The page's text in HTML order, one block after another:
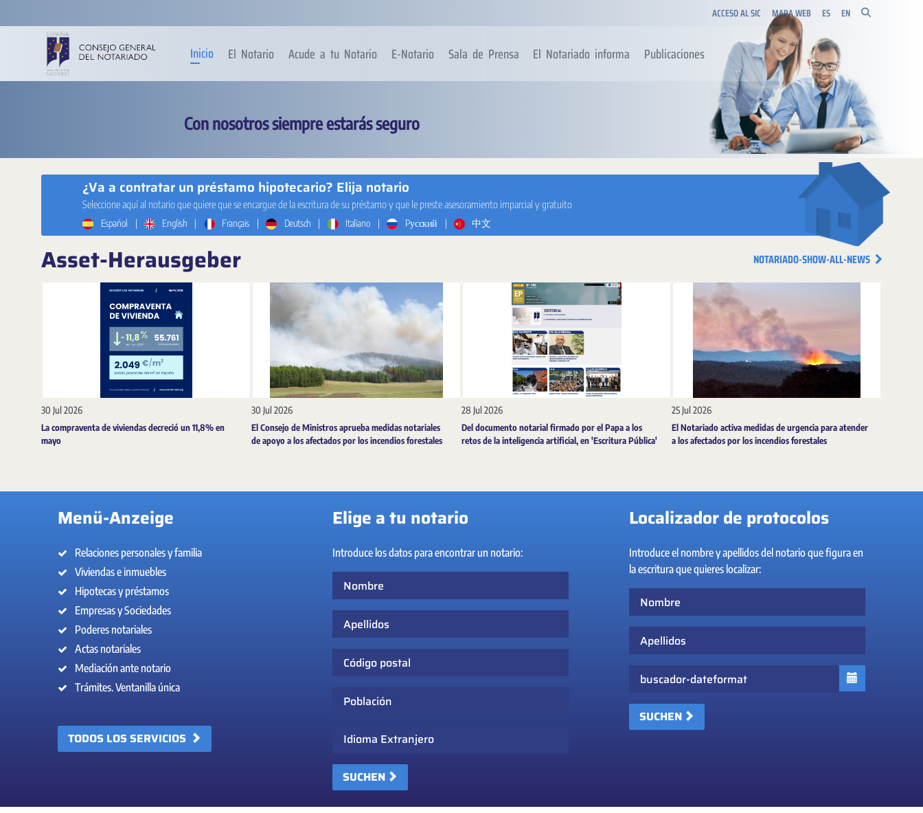
ACCESO AL SIC MAPA WEB ES EN
Inicio El Notario Acude a tu Notario E-Notario Sala de Prensa El Notariado informa Publicaciones
Con nosotros siempre estarás seguro
¿Va a contratar un préstamo hipotecario? Elija notario
Seleccione aquí al notario que quiere que se encargue de la escritura de su préstamo y que le preste asesoramiento imparcial y gratuito
Español | English | Français | Deutsch | Italiano | Pусский | 中文
Asset-Herausgeber NOTARIADO-SHOW-ALL-NEWS
30 Jul 2026
La compraventa de viviendas decreció un 11,8% en
mayo
30 Jul 2026
El Consejo de Ministros aprueba medidas notariales
de apoyo a los afectados por los incendios forestales
28 Jul 2026
Del documento notarial firmado por el Papa a los
retos de la inteligencia artificial, en 'Escritura Pública'
25 Jul 2026
El Notariado activa medidas de urgencia para atender
a los afectados por los incendios forestales
Menü-Anzeige
Relaciones personales y familia
Viviendas e inmuebles
Hipotecas y préstamos
Empresas y Sociedades
Poderes notariales
Actas notariales
Mediación ante notario
Trámites. Ventanilla única
TODOS LOS SERVICIOS
Elige a tu notario
Introduce los datos para encontrar un notario:
Idioma Extranjero
SUCHEN
Localizador de protocolos
Introduce el nombre y apellidos del notario que figura en
la escritura que quieres localizar:
SUCHEN